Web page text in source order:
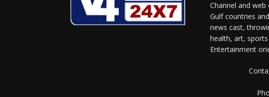
Channel and
Gulf countries
news cast,
health, art,
Entertainment